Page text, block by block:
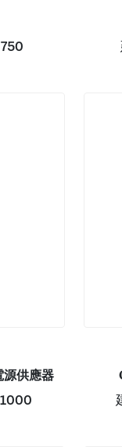
750
源供應器